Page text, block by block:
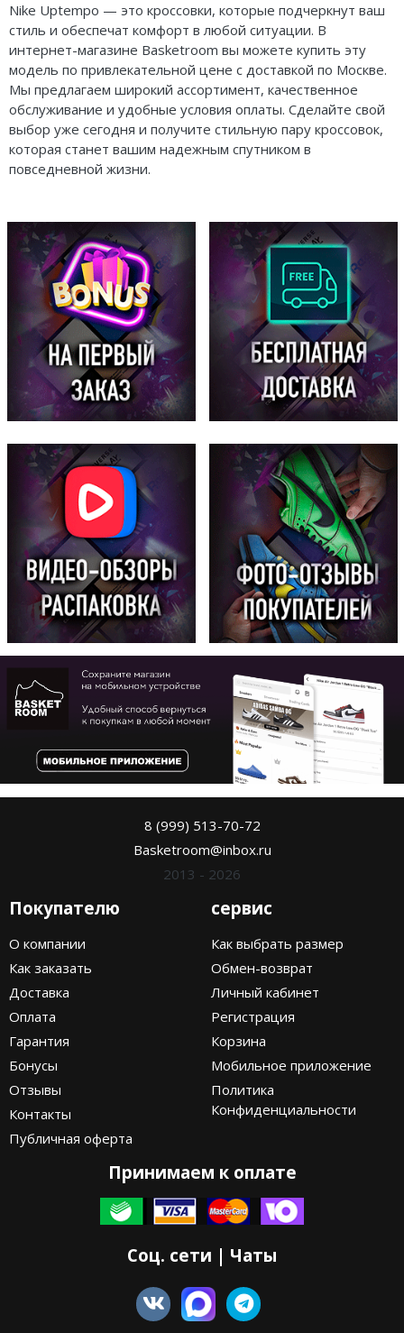
Nike Uptempo — это кроссовки, которые подчеркнут ваш
стиль и обеспечат комфорт в любой ситуации. В
интернет-магазине Basketroom вы можете купить эту
модель по привлекательной цене с доставкой по Москве.
Мы предлагаем широкий ассортимент, качественное
обслуживание и удобные условия оплаты. Сделайте свой
выбор уже сегодня и получите стильную пару кроссовок,
которая станет вашим надежным спутником в
повседневной жизни.
8 (999) 513-70-72
Basketroom@inbox.ru
2013 - 2026
Покупателю
О компании
Как заказать
Доставка
Оплата
Гарантия
Бонусы
Отзывы
Контакты
Публичная оферта
сервис
Как выбрать размер
Обмен-возврат
Личный кабинет
Регистрация
Корзина
Мобильное приложение
Политика
Конфиденциальности
Принимаем к оплате
Соц. сети | Чаты